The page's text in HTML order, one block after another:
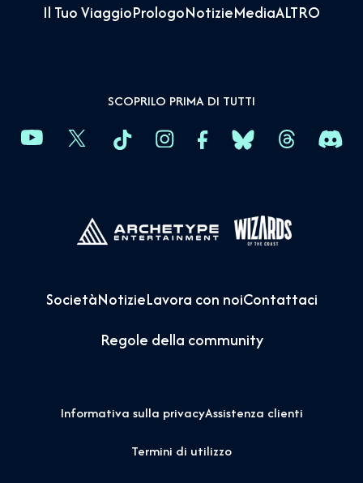
Il Tuo ViaggioPrologoNotizieMediaALTRO
SCOPRILO PRIMA DI TUTTI
SocietàNotizieLavora con noiContattaci
Regole della community
Informativa sulla privacyAssistenza clienti
Termini di utilizzo